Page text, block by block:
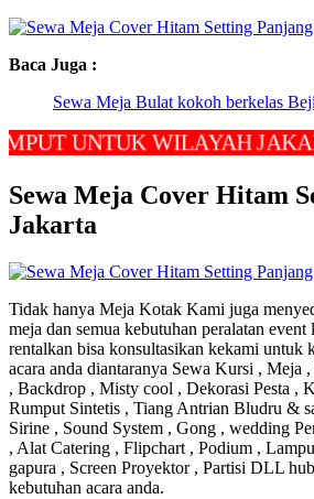
Baca Juga :
Sewa Meja Bulat kokoh berkelas
WILAYAH JAKARTA,
Sewa Meja Cover Hitam
Jakarta
Tidak hanya Meja Kotak Kami juga
meja dan semua kebutuhan peralatan
rentalkan bisa konsultasikan kekami untuk
acara anda diantaranya Sewa Kursi , Meja
, Backdrop , Misty cool , Dekorasi Pesta ,
Rumput Sintetis , Tiang Antrian Bludru &
Sirine , Sound System , Gong , wedding
, Alat Catering , Flipchart , Podium ,
gapura , Screen Proyektor , Partisi DLL
kebutuhan acara anda.